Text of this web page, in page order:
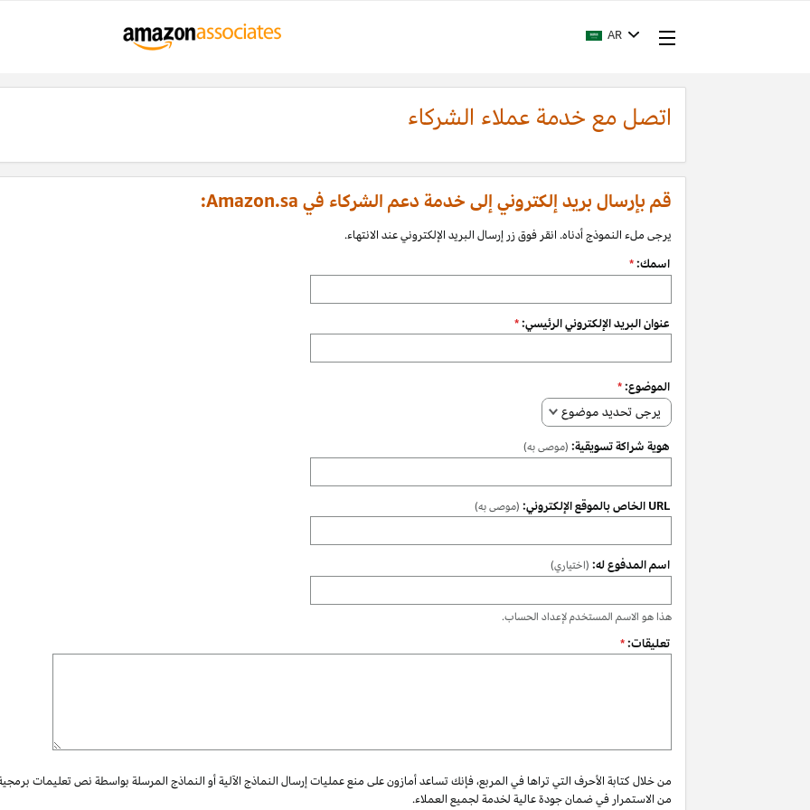
AR
اتصل مع خدمة عملاء الشركاء
قم بإرسال بريد إلكتروني إلى خدمة دعم الشركاء في Amazon.sa:
يرجى ملء النموذج أدناه. انقر فوق زر إرسال البريد الإلكتروني عند الانتهاء.
اسمك:*
عنوان البريد الإلكتروني الرئيسي:*
الموضوع:*
يرجى تحديد موضوع
هوية شراكة تسويقية: (موصى به)
URL الخاص بالموقع الإلكتروني: (موصى به)
اسم المدفوع له: (اختياري)
هذا هو الاسم المستخدم لإعداد الحساب.
تعليقات:*
من خلال كتابة الأحرف التي تراها في المربع، فإنك تساعد أمازون على منع عمليات إرسال النماذج الآلية أو النماذج المرسلة بواسطة نص تعليمات
من الاستمرار في ضمان جودة عالية لخدمة لجميع العملاء.